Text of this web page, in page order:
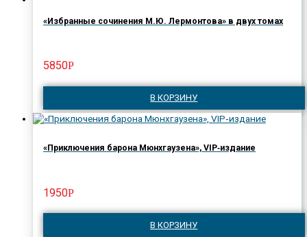
«Избранные сочинения М.Ю. Лермонтова» в двух томах
5850Р
В КОРЗИНУ
«Приключения барона Мюнхгаузена», VIP‑издание
1950Р
В КОРЗИНУ